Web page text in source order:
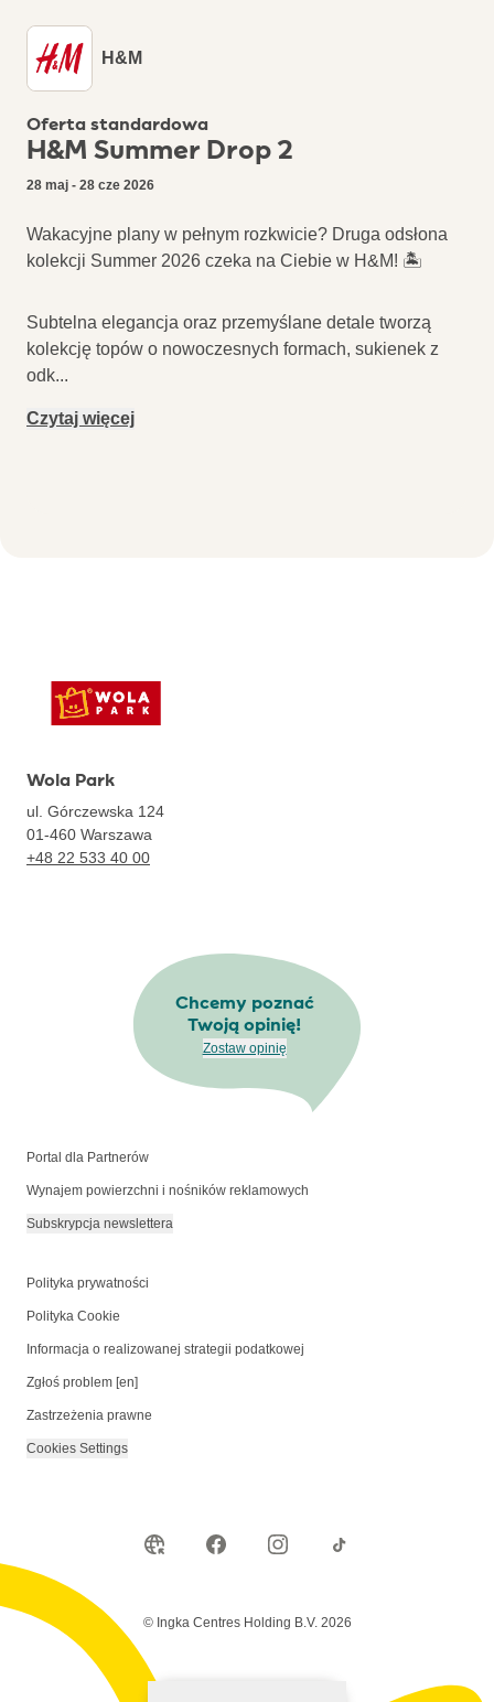
H&M
Oferta standardowa
H&M Summer Drop 2
28 maj - 28 cze 2026
Wakacyjne plany w pełnym rozkwicie? Druga odsłona
kolekcji Summer 2026 czeka na Ciebie w H&M! 🏝️
Subtelna elegancja oraz przemyślane detale tworzą
kolekcję topów o nowoczesnych formach, sukienek z
odk...
Czytaj więcej
Wola Park
ul. Górczewska 124
01-460 Warszawa
+48 22 533 40 00
Chcemy poznać
Twoją opinię!
Zostaw opinię
Portal dla Partnerów
Wynajem powierzchni i nośników reklamowych
Subskrypcja newslettera
Polityka prywatności
Polityka Cookie
Informacja o realizowanej strategii podatkowej
Zgłoś problem [en]
Zastrzeżenia prawne
Cookies Settings
© Ingka Centres Holding B.V. 2026